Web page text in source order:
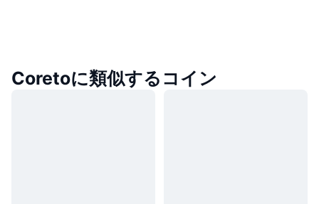
Coretoに類似するコイン